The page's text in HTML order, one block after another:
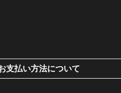
支払い方法について